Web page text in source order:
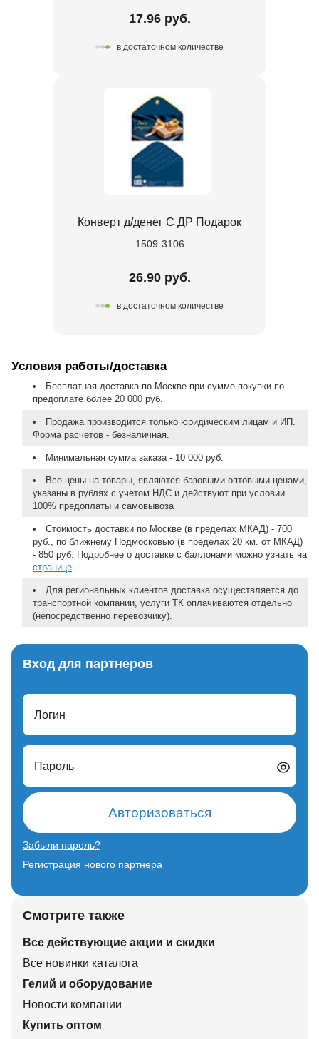
17.96 руб.
в достаточном количестве
Конверт д/денег С ДР Подарок
1509-3106
26.90 руб.
в достаточном количестве
Условия работы/доставка
Бесплатная доставка по Москве при сумме покупки по
предоплате более 20 000 руб.
Продажа производится только юридическим лицам и ИП.
Форма расчетов - безналичная.
Минимальная сумма заказа - 10 000 руб.
Все цены на товары, являются базовыми оптовыми ценами,
указаны в рублях с учетом НДС и действуют при условии
100% предоплаты и самовывоза
Стоимость доставки по Москве (в пределах МКАД) - 700
руб., по ближнему Подмосковью (в пределах 20 км. от МКАД)
- 850 руб. Подробнее о доставке с баллонами можно узнать на
странице
Для региональных клиентов доставка осуществляется до
транспортной компании, услуги ТК оплачиваются отдельно
(непосредственно перевозчику).
Вход для партнеров
Логин
Пароль
Авторизоваться
Забыли пароль?
Регистрация нового партнера
Смотрите также
Все действующие акции и скидки
Все новинки каталога
Гелий и оборудование
Новости компании
Купить оптом